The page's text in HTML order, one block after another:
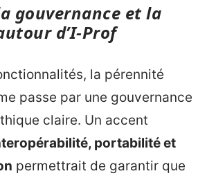
gouvernance et la
d’I‑Prof
la pérennité
passe par une gouvernance
claire. Un accent
portabilité et
permettrait de garantir que